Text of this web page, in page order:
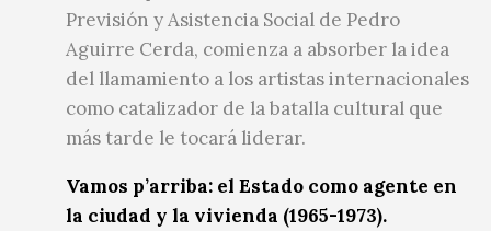
Previsión y Asistencia Social de Pedro
Aguirre Cerda, comienza a absorber la idea
del llamamiento a los artistas internacionales
como catalizador de la batalla cultural que
más tarde le tocará liderar.
Vamos p’arriba: el Estado como agente en
la ciudad y la vivienda (1965-1973).